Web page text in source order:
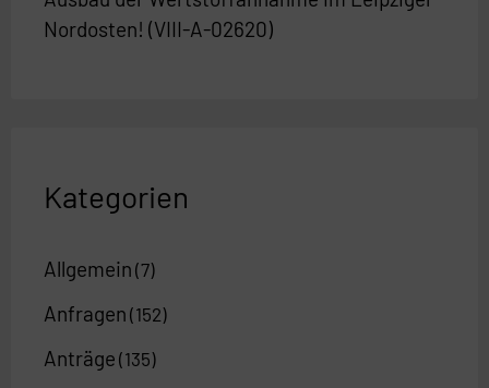
Nordosten! (VIII-A-02620)
Kategorien
Allgemein (7)
Anfragen (152)
Anträge (135)